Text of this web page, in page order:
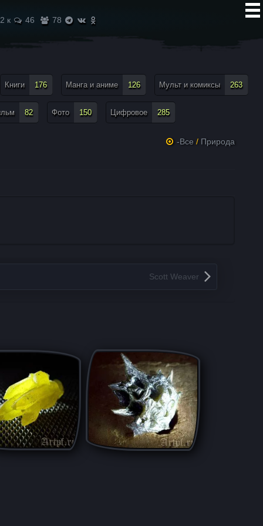
2 к 46 78
Книги 176 Манга и аниме 126 Мульт и комиксы 263
82 Фото 150 Цифровое 285
-Все / Природа
Scott Weaver